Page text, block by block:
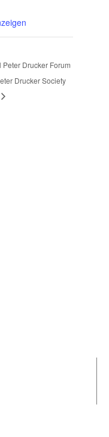
Peter Drucker Forum
Drucker Society